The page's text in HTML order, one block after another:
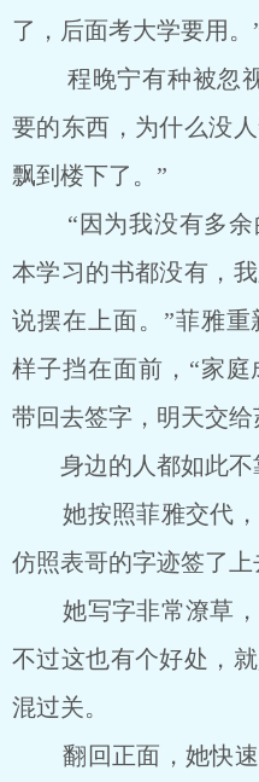
了，后面考大学要用。
程晚宁有种被忽视
要的东西，为什么没
飘到楼下了。”
“因为我没有多余
本学习的书都没有，
说摆在上面。”菲雅
样子挡在面前，“家
带回去签字，明天交
身边的人都如此不
她按照菲雅交代，
仿照表哥的字迹签了上
她写字非常潦草，
不过这也有个好处，
混过关。
翻回正面，她快速